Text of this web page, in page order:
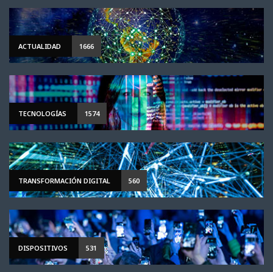
ACTUALIDAD 1666
TECNOLOGÍAS 1574
TRANSFORMACIÓN DIGITAL 560
DISPOSITIVOS 531